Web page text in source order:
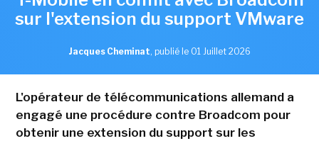
sur l'extension du support VMware
Jacques Cheminat, publié le 01 Juillet 2026
L'opérateur de télécommunications allemand a
engagé une procédure contre Broadcom pour
obtenir une extension du support sur les